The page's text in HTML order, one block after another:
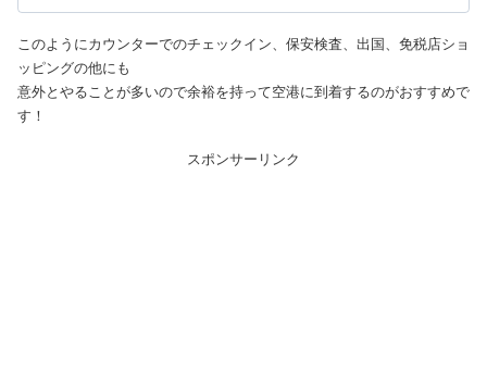
このようにカウンターでのチェックイン、保安検査、出国、免税店ショ
ッピングの他にも
意外とやることが多いので余裕を持って空港に到着するのがおすすめで
す！
スポンサーリンク